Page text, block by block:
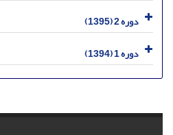
دوره 2 (1395)
دوره 1 (1394)